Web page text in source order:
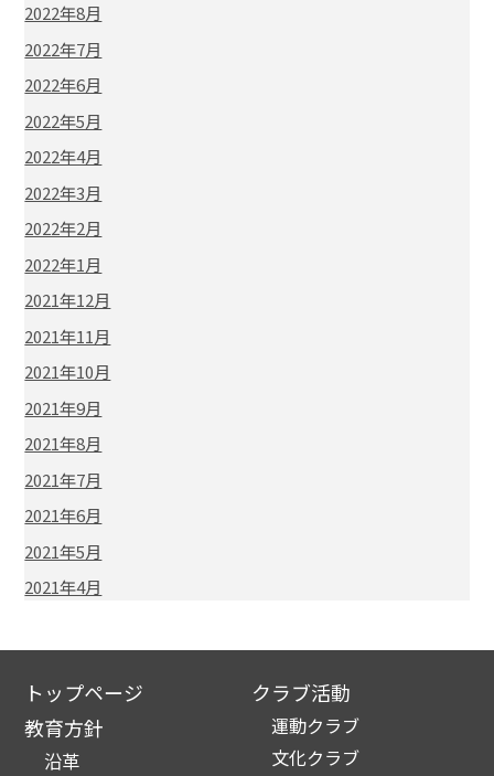
2022年8月
2022年7月
2022年6月
2022年5月
2022年4月
2022年3月
2022年2月
2022年1月
2021年12月
2021年11月
2021年10月
2021年9月
2021年8月
2021年7月
2021年6月
2021年5月
2021年4月
トップページ
教育方針
沿革
クラブ活動
運動クラブ
文化クラブ